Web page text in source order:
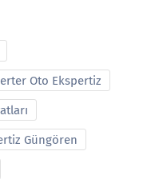
Oto Ekspertiz
Güngören